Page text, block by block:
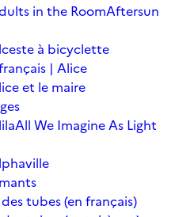
in the RoomAftersun
à bicyclette
| Alice
et le maire
All We Imagine As Light
tubes (en français)